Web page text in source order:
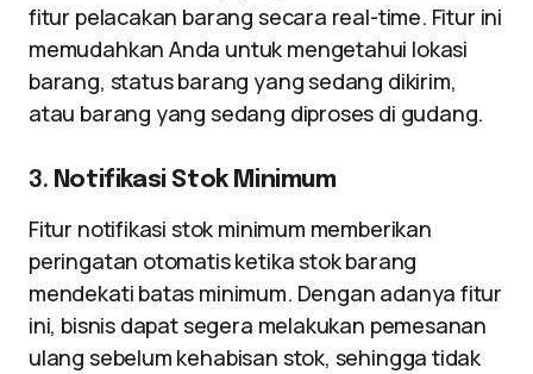
fitur pelacakan barang secara real-time. Fitur ini
memudahkan Anda untuk mengetahui lokasi
barang, status barang yang sedang dikirim,
atau barang yang sedang diproses di gudang.
3. Notifikasi Stok Minimum
Fitur notifikasi stok minimum memberikan
peringatan otomatis ketika stok barang
mendekati batas minimum. Dengan adanya fitur
ini, bisnis dapat segera melakukan pemesanan
ulang sebelum kehabisan stok, sehingga tidak